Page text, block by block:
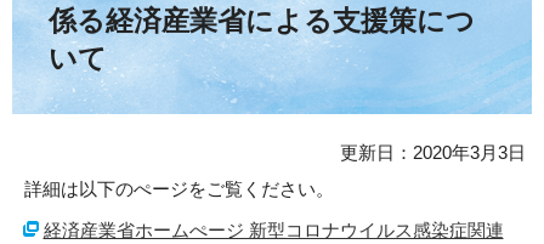
係る経済産業省による支援策につ
いて
更新日：2020年3月3日
詳細は以下のぺージをご覧ください。
経済産業省ホームぺージ 新型コロナウイルス感染症関連